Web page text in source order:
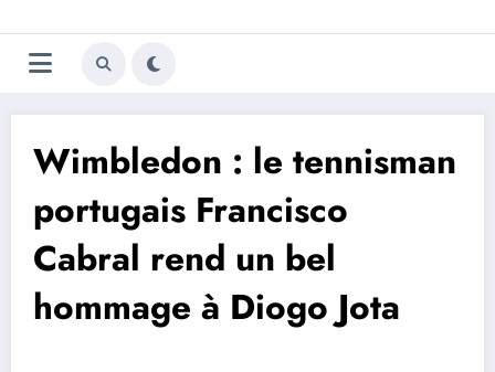
au
contenu
Trivela
L'actualité du football
Wimbledon : le tennisman
portugais Francisco
Cabral rend un bel
hommage à Diogo Jota